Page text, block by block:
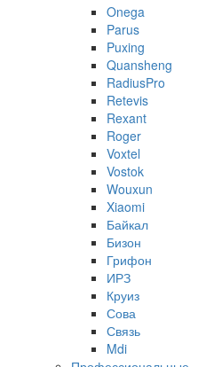
Onega
Parus
Puxing
Quansheng
RadiusPro
Retevis
Rexant
Roger
Voxtel
Vostok
Wouxun
Xiaomi
Байкал
Бизон
Грифон
ИРЗ
Круиз
Сова
Связь
Mdi